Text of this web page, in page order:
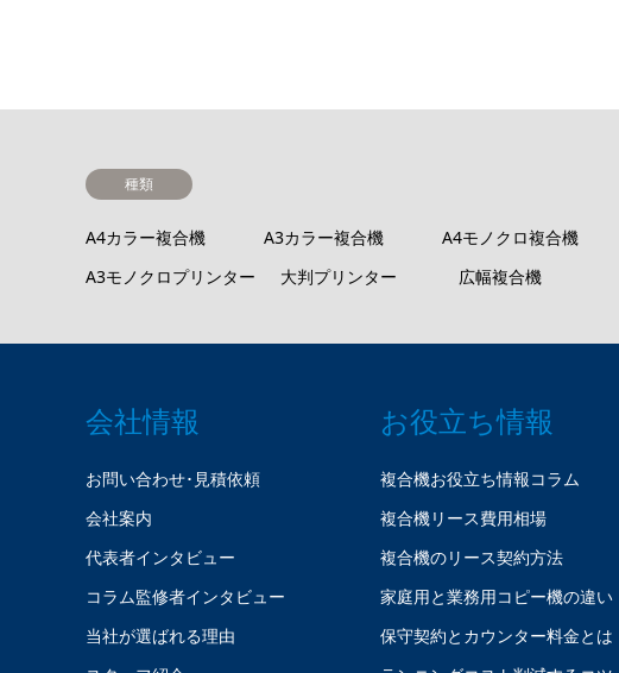
種類
A4カラー複合機 A3カラー複合機 A4モノクロ複合機
A3モノクロプリンター
大判プリンター 広幅複合機
会社情報
お問い合わせ･見積依頼
会社案内
代表者インタビュー
コラム監修者インタビュー
当社が選ばれる理由
お役立ち情報
複合機お役立ち情報コラム
複合機リース費用相場
複合機のリース契約方法
家庭用と業務用コピー機の違い
保守契約とカウンター料金とは